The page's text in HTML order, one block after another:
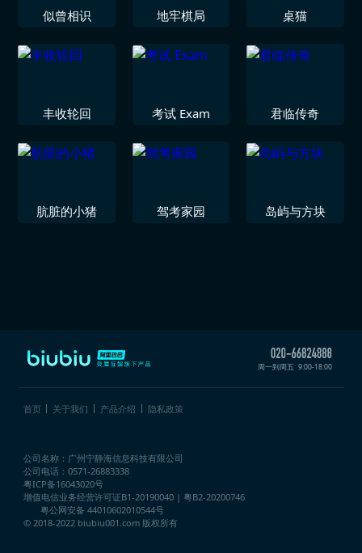
似曾相识 地牢棋局 桌猫
丰收轮回 考试 Exam 君临传奇
肮脏的小猪 驾考家园 岛屿与方块
周一到周五 9:00-18:00
首页 关于我们 产品介绍 隐私政策
公司名称：广州宁静海信息科技有限公司
公司电话：0571-26883338
粤ICP备16043020号
增值电信业务经营许可证B1-20190040 | 粤B2-20200746
粤公网安备 44010602010544号
© 2018-2022 biubiu001.com 版权所有